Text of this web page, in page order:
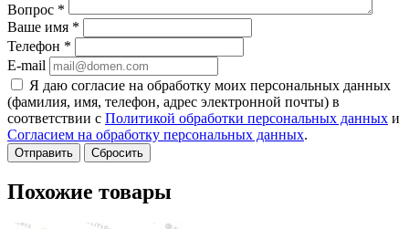
Вопрос *
Ваше имя *
Телефон *
E-mail
Я даю согласие на обработку моих персональных данных
(фамилия, имя, телефон, адрес электронной почты) в
соответствии с Политикой обработки персональных данных и
Согласием на обработку персональных данных.
Сбросить
Похожие товары